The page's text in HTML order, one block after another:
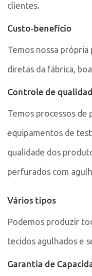
clientes.
Custo-benefício
Temos nossa própria
diretas da fábrica,
Controle de
Temos processos de
equipamentos de
qualidade dos
perfurados com
Vários tipos
Podemos produzir
tecidos agulhados e
Garantia de